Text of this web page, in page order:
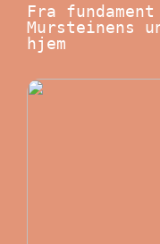
Fra
Mursteinens
hjem